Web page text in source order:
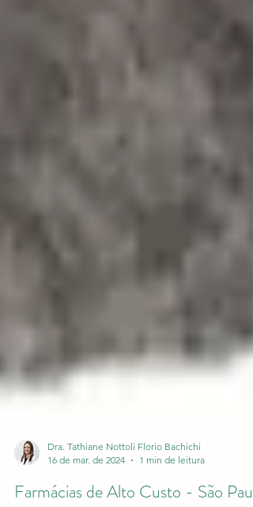
16 de mar. de 2024
1 min de leitura